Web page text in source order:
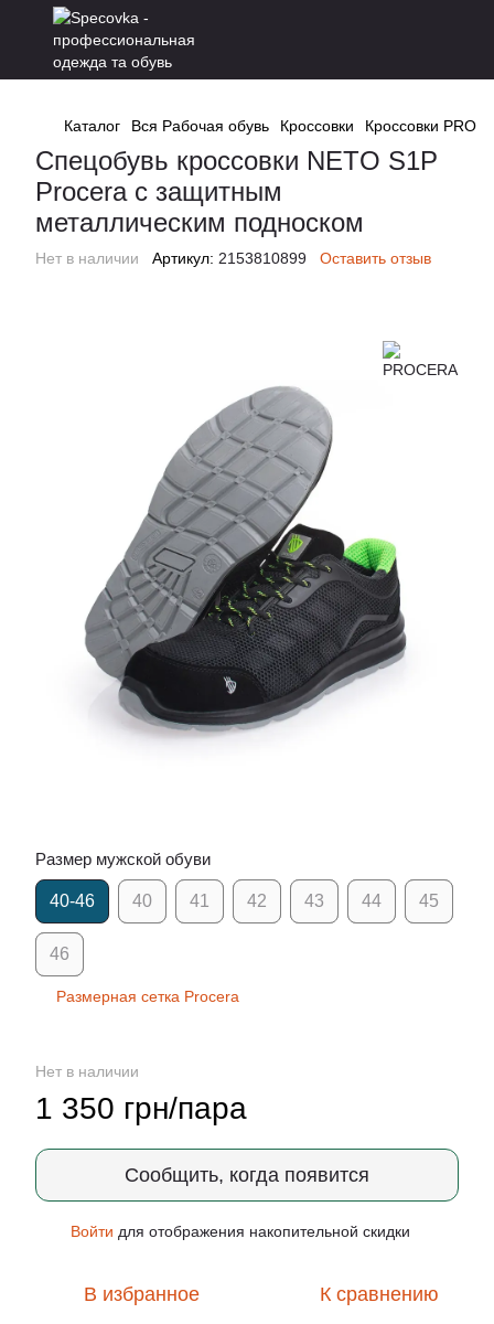
Каталог Вся Рабочая обувь Кроссовки Кроссовки
Спецобувь кроссовки NETO S1P
Procera с защитным
металлическим подноском
Нет в наличии Артикул: 2153810899 Оставить отзыв
Размер мужской обуви
40-46 40 41 42 43 44 45
46
Размерная сетка Procera
Нет в наличии
1 350 грн/пара
Сообщить, когда появится
Войти для отображения накопительной скидки
В избранное К сравнению